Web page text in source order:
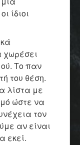
ίδιοι
χωρέσει
Το παν
του θέση.
λίστα με
ώστε να
τον
αν είναι
εκεί.